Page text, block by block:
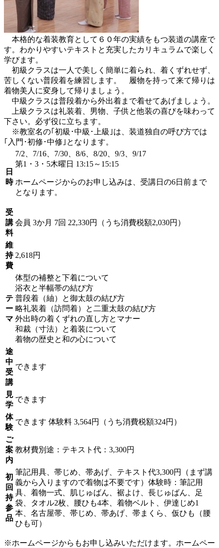
本格的な着装教育として６０年の実績をもつ装道の講座で
す。わかりやすいテキストと充実したカリキュラムで楽しく
学びます。
初級クラスは一人で美しく簡単に着られ、着くずれせず、
苦しくない普段着を練習します。 履物を持って来て帰りは
着物美人に変身して帰りましょう。
中級クラスは普段着から外出着まで着せてあげましょう。
上級クラスは礼装着、男物、子供と他装の喜びを味わって
下さい。必ず役に立ちます。
※教室名の｢初級･中級･上級｣は、装道独自の呼び方では
｢入門･初修･中修｣となります。
日
時
7/2、7/16、7/30、8/6、8/20、9/3、9/17
第1・3・5木曜日 13:15～15:15
ホームページからのお申し込みは、受講日の6日前まで
となります。
受
講
料
会員 3か月 7回 22,330円（うち消費税額2,030円）
維
持
費
2,618円
テ
ー
マ
体型の補整と下着について
浴衣と半幅帯の結び方
普段着（紬）と御太鼓の結び方
略礼装着（訪問着）と二重太鼓の結び方
外出時の着くずれの直し方とマナー
和裁（寸法）と着装について
着物の歴史と和の心について
途
中
受
講
できます
見
学
できます
体
験
できます 体験料 3,564円（うち消費税額324円）
ご
案
内
教材費別途：テキスト代：3,300円
初
回
持
参
品
筆記用具、帯じめ、帯あげ、テキスト代3,300円（まず講
義から入りますので着物は不要です）体験時：筆記用
具、着物一式、肌じゅばん、裾よけ、長じゅばん、足
袋、タオル2枚、腰ひも4本、着物ベルト、伊達じめ1
本、名古屋帯、帯じめ、帯あげ、帯まくら、仮ひも（腰
ひも可）
※ホームページからもお申し込みいただけます。ホームペー